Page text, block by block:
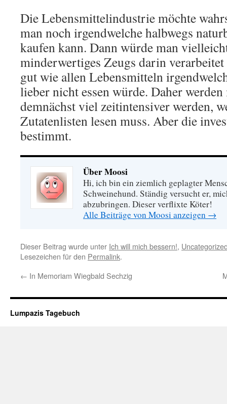
Die Lebensmittelindustrie möchte
man noch irgendwelche halbwegs
kaufen kann. Dann würde man
minderwertiges Zeugs darin
gut wie allen Lebensmitteln
lieber nicht essen würde. Daher
demnächst viel zeitintensiver werden,
Zutatenlisten lesen muss. Aber die
bestimmt.
Über Moosi
Hi, ich bin ein ziemlich geplagter
Schweinehund. Ständig versucht er,
abzubringen. Dieser verflixte Köter!
Alle Beiträge von Moosi anzeigen →
Dieser Beitrag wurde unter Ich will mich bessern!,
Lesezeichen für den Permalink.
← In Memoriam Wiegbald Sechzig
Lumpazis Tagebuch